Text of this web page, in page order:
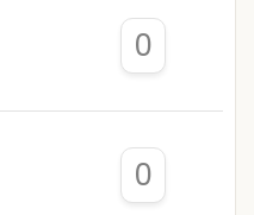
0
0